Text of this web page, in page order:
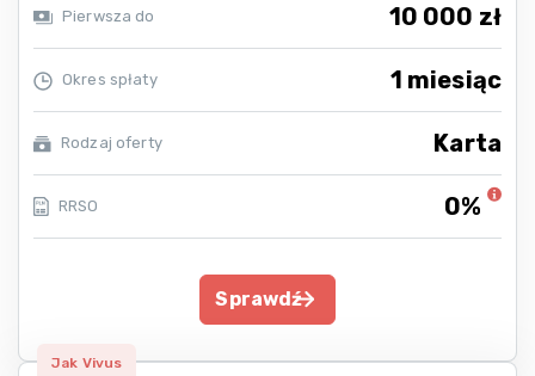
Pierwsza do 10 000 zł
Okres spłaty 1 miesiąc
Rodzaj oferty Karta
RRSO 0%
Sprawdź
Jak Vivus